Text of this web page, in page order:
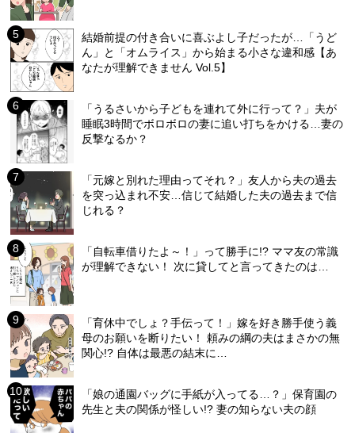
結婚前提の付き合いに喜ぶよし子だったが…「うど
ん」と「オムライス」から始まる小さな違和感【あ
なたが理解できません Vol.5】
「うるさいから子どもを連れて外に行って？」夫が
睡眠3時間でボロボロの妻に追い打ちをかける…妻の
反撃なるか？
「元嫁と別れた理由ってそれ？」友人から夫の過去
を突っ込まれ不安…信じて結婚した夫の過去まで信
じれる？
「自転車借りたよ～！」って勝手に!? ママ友の常識
が理解できない！ 次に貸してと言ってきたのは…
「育休中でしょ？手伝って！」嫁を好き勝手使う義
母のお願いを断りたい！ 頼みの綱の夫はまさかの無
関心!? 自体は最悪の結末に…
「娘の通園バッグに手紙が入ってる…？」保育園の
先生と夫の関係が怪しい!? 妻の知らない夫の顔